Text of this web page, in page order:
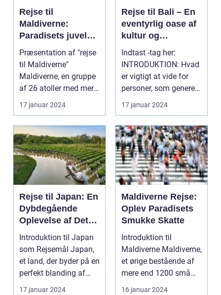
Rejse til
Maldiverne:
Paradisets juveler
venter dig
Præsentation af "rejse
til Maldiverne"
Maldiverne, en gruppe
af 26 atoller med mere
end 1.000 øer, ...
17 januar 2024
Rejse til Bali – En
eventyrlig oase af
kultur og
naturskønhed
Indtast -tag her:
INTRODUKTION: Hvad
er vigtigt at vide for
personer, som generelt
er interessered...
17 januar 2024
Rejse til Japan: En
Dybdegående
Oplevelse af Det
Fascinerende Øst
Introduktion til Japan
som Rejsemål Japan,
et land, der byder på en
perfekt blanding af
moderne tek...
17 januar 2024
Maldiverne Rejse:
Oplev Paradisets
Smukke Skatte
Introduktion til
Maldiverne Maldiverne,
et ørige bestående af
mere end 1200 små
øer i Det Indiske O...
16 januar 2024